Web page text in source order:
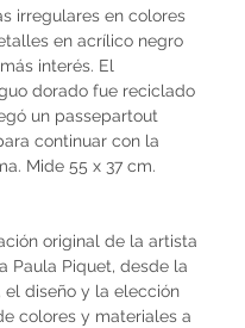
irregulares en colores
en acrílico negro
interés. El
dorado fue reciclado
un passepartout
continuar con la
Mide 55 x 37 cm.
original de la artista
Paula Piquet, desde la
el diseño y la elección
colores y materiales a